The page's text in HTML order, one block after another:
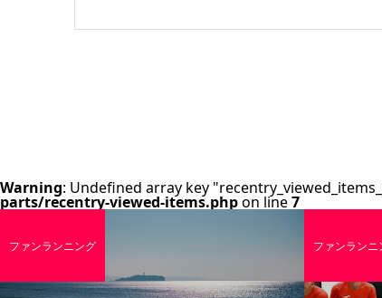
Warning: Undefined array key
parts/recentry-viewed-items.phpon line7
ファンランニング ファンランニ